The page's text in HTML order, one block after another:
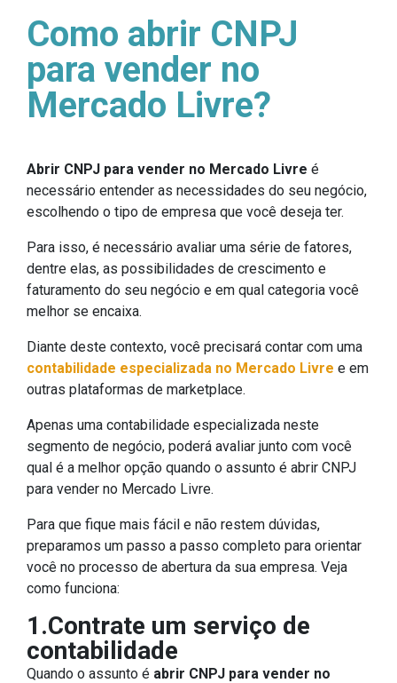
Como abrir CNPJ
para vender no
Mercado Livre?
Abrir CNPJ para vender no Mercado Livre é
necessário entender as necessidades do seu negócio,
escolhendo o tipo de empresa que você deseja ter.
Para isso, é necessário avaliar uma série de fatores,
dentre elas, as possibilidades de crescimento e
faturamento do seu negócio e em qual categoria você
melhor se encaixa.
Diante deste contexto, você precisará contar com uma
contabilidade especializada no Mercado Livre e em
outras plataformas de marketplace.
Apenas uma contabilidade especializada neste
segmento de negócio, poderá avaliar junto com você
qual é a melhor opção quando o assunto é abrir CNPJ
para vender no Mercado Livre.
Para que fique mais fácil e não restem dúvidas,
preparamos um passo a passo completo para orientar
você no processo de abertura da sua empresa. Veja
como funciona:
1.Contrate um serviço de
contabilidade
Quando o assunto é abrir CNPJ para vender no